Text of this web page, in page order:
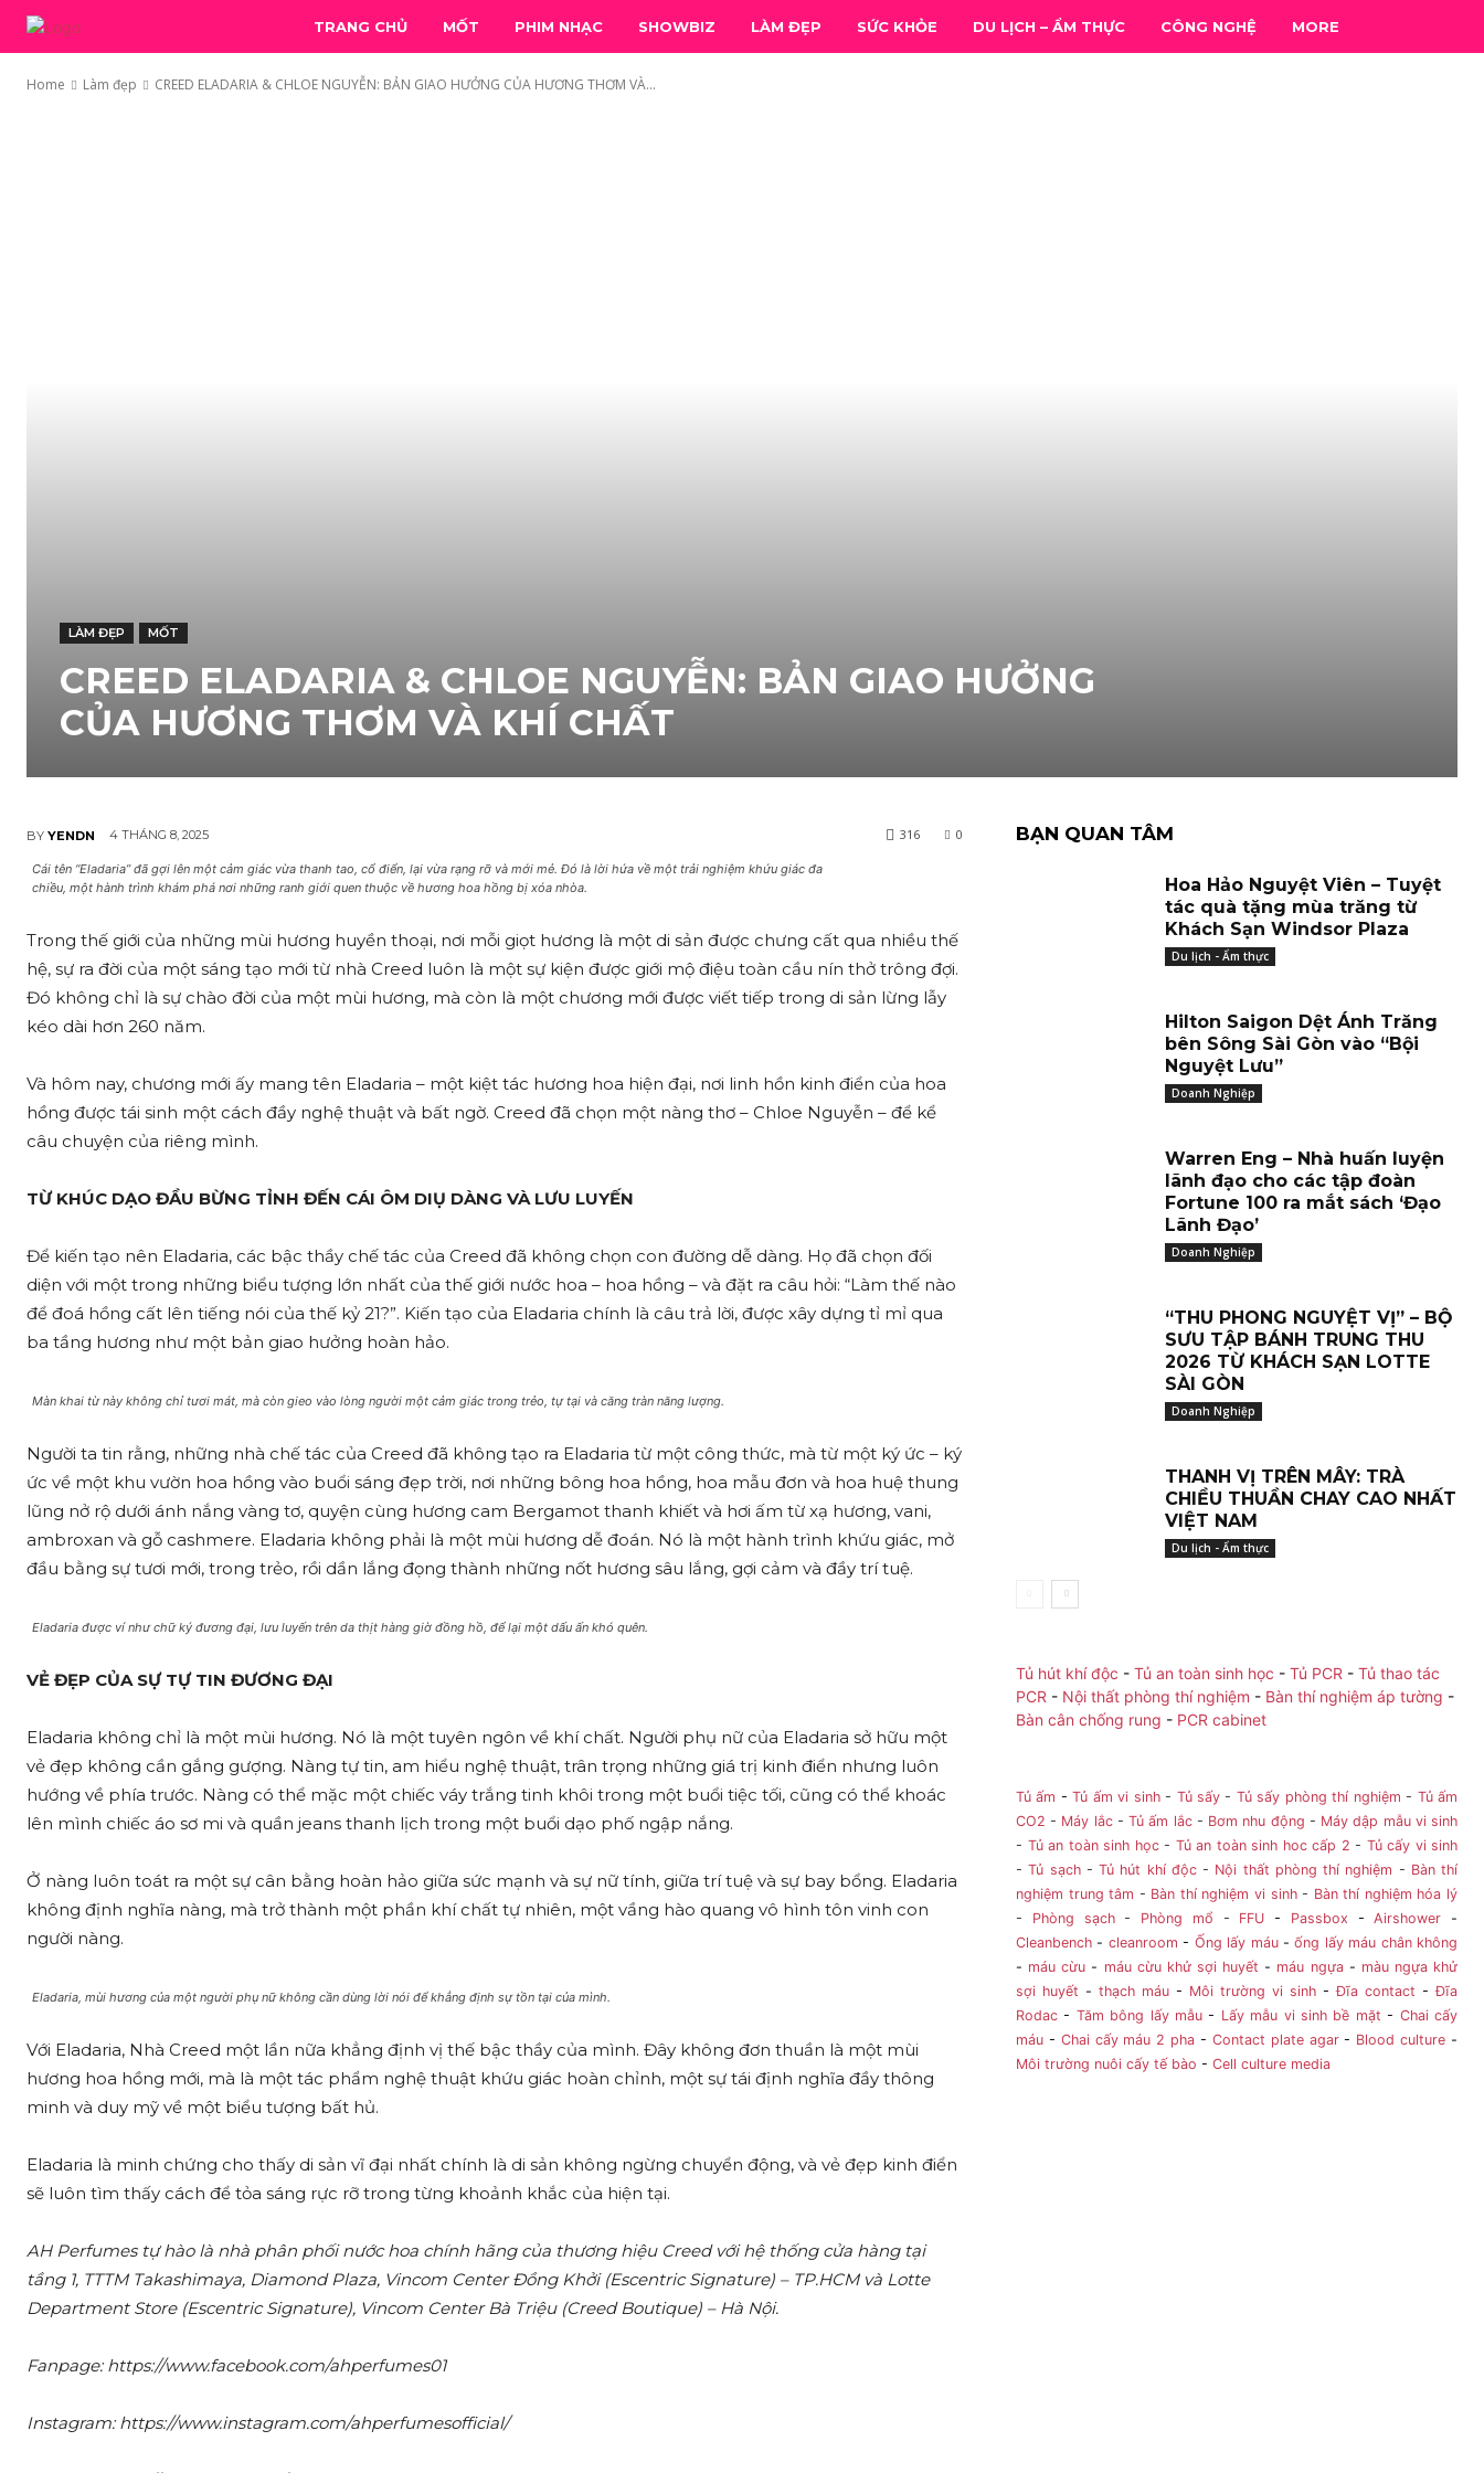
TRANG CHỦ MỐT PHIM NHẠC SHOWBIZ LÀM ĐẸP SỨC KHỎE DU LỊCH – ẨM THỰC CÔNG NGHỆ MORE
Home Làm đẹp CREED ELADARIA & CHLOE NGUYỄN: BẢN GIAO HƯỞNG CỦA HƯƠNG THƠM VÀ...
LÀM ĐẸP MỐT
CREED ELADARIA & CHLOE NGUYỄN: BẢN GIAO HƯỞNG
CỦA HƯƠNG THƠM VÀ KHÍ CHẤT
BY YENDN 4 THÁNG 8, 2025 0
316
Cái tên “Eladaria” đã gợi lên một cảm giác vừa thanh tao, cổ điển, lại vừa rạng rỡ và mới mẻ. Đó là lời hứa về một trải nghiệm khứu giác đa
chiều, một hành trình khám phá nơi những ranh giới quen thuộc về hương hoa hồng bị xóa nhòa.
Trong thế giới của những mùi hương huyền thoại, nơi mỗi giọt hương là một di sản được chưng cất qua nhiều thế
hệ, sự ra đời của một sáng tạo mới từ nhà Creed luôn là một sự kiện được giới mộ điệu toàn cầu nín thở trông đợi.
Đó không chỉ là sự chào đời của một mùi hương, mà còn là một chương mới được viết tiếp trong di sản lừng lẫy
kéo dài hơn 260 năm.
Và hôm nay, chương mới ấy mang tên Eladaria – một kiệt tác hương hoa hiện đại, nơi linh hồn kinh điển của hoa
hồng được tái sinh một cách đầy nghệ thuật và bất ngờ. Creed đã chọn một nàng thơ – Chloe Nguyễn – để kể
câu chuyện của riêng mình.
TỪ KHÚC DẠO ĐẦU BỪNG TỈNH ĐẾN CÁI ÔM DIỤ DÀNG VÀ LƯU LUYẾN
Để kiến tạo nên Eladaria, các bậc thầy chế tác của Creed đã không chọn con đường dễ dàng. Họ đã chọn đối
diện với một trong những biểu tượng lớn nhất của thế giới nước hoa – hoa hồng – và đặt ra câu hỏi: “Làm thế nào
để đoá hồng cất lên tiếng nói của thế kỷ 21?”. Kiến tạo của Eladaria chính là câu trả lời, được xây dựng tỉ mỉ qua
ba tầng hương như một bản giao hưởng hoàn hảo.
Màn khai từ này không chỉ tươi mát, mà còn gieo vào lòng người một cảm giác trong trẻo, tự tại và căng tràn năng lượng.
Người ta tin rằng, những nhà chế tác của Creed đã không tạo ra Eladaria từ một công thức, mà từ một ký ức – ký
ức về một khu vườn hoa hồng vào buổi sáng đẹp trời, nơi những bông hoa hồng, hoa mẫu đơn và hoa huệ thung
lũng nở rộ dưới ánh nắng vàng tơ, quyện cùng hương cam Bergamot thanh khiết và hơi ấm từ xạ hương, vani,
ambroxan và gỗ cashmere. Eladaria không phải là một mùi hương dễ đoán. Nó là một hành trình khứu giác, mở
đầu bằng sự tươi mới, trong trẻo, rồi dần lắng đọng thành những nốt hương sâu lắng, gợi cảm và đầy trí tuệ.
Eladaria được ví như chữ ký đương đại, lưu luyến trên da thịt hàng giờ đồng hồ, để lại một dấu ấn khó quên.
VẺ ĐẸP CỦA SỰ TỰ TIN ĐƯƠNG ĐẠI
Eladaria không chỉ là một mùi hương. Nó là một tuyên ngôn về khí chất. Người phụ nữ của Eladaria sở hữu một
vẻ đẹp không cần gắng gượng. Nàng tự tin, am hiểu nghệ thuật, trân trọng những giá trị kinh điển nhưng luôn
hướng về phía trước. Nàng có thể mặc một chiếc váy trắng tinh khôi trong một buổi tiệc tối, cũng có thể khoác
lên mình chiếc áo sơ mi và quần jeans thanh lịch trong một buổi dạo phố ngập nắng.
Ở nàng luôn toát ra một sự cân bằng hoàn hảo giữa sức mạnh và sự nữ tính, giữa trí tuệ và sự bay bổng. Eladaria
không định nghĩa nàng, mà trở thành một phần khí chất tự nhiên, một vầng hào quang vô hình tôn vinh con
người nàng.
Eladaria, mùi hương của một người phụ nữ không cần dùng lời nói để khẳng định sự tồn tại của mình.
Với Eladaria, Nhà Creed một lần nữa khẳng định vị thế bậc thầy của mình. Đây không đơn thuần là một mùi
hương hoa hồng mới, mà là một tác phẩm nghệ thuật khứu giác hoàn chỉnh, một sự tái định nghĩa đầy thông
minh và duy mỹ về một biểu tượng bất hủ.
Eladaria là minh chứng cho thấy di sản vĩ đại nhất chính là di sản không ngừng chuyển động, và vẻ đẹp kinh điển
sẽ luôn tìm thấy cách để tỏa sáng rực rỡ trong từng khoảnh khắc của hiện tại.
AH Perfumes tự hào là nhà phân phối nước hoa chính hãng của thương hiệu Creed với hệ thống cửa hàng tại
tầng 1, TTTM Takashimaya, Diamond Plaza, Vincom Center Đồng Khởi (Escentric Signature) – TP.HCM và Lotte
Department Store (Escentric Signature), Vincom Center Bà Triệu (Creed Boutique) – Hà Nội.
Fanpage: https://www.facebook.com/ahperfumes01
Instagram: https://www.instagram.com/ahperfumesofficial/
BẠN QUAN TÂM
Hoa Hảo Nguyệt Viên – Tuyệt
tác quà tặng mùa trăng từ
Khách Sạn Windsor Plaza
Du lịch - Ẩm thực
Hilton Saigon Dệt Ánh Trăng
bên Sông Sài Gòn vào “Bội
Nguyệt Lưu”
Doanh Nghiệp
Warren Eng – Nhà huấn luyện
lãnh đạo cho các tập đoàn
Fortune 100 ra mắt sách ‘Đạo
Lãnh Đạo’
Doanh Nghiệp
“THU PHONG NGUYỆT VỊ” – BỘ
SƯU TẬP BÁNH TRUNG THU
2026 TỪ KHÁCH SẠN LOTTE
SÀI GÒN
Doanh Nghiệp
THANH VỊ TRÊN MÂY: TRÀ
CHIỀU THUẦN CHAY CAO NHẤT
VIỆT NAM
Du lịch - Ẩm thực
Tủ hút khí độc - Tủ an toàn sinh học - Tủ PCR - Tủ thao tác
PCR - Nội thất phòng thí nghiệm - Bàn thí nghiệm áp tường -
Bàn cân chống rung - PCR cabinet
Tủ ấm -Tủ ấm vi sinh- Tủ sấy - Tủ sấy phòng thí nghiệm - Tủ ấm
CO2 - Máy lắc-Tủ ấm lắc- Bơm nhu động - Máy dập mẫu vi sinh
- Tủ an toàn sinh học- Tủ an toàn sinh hoc cấp 2 - Tủ cấy vi sinh
-Tủ sạch- Tủ hút khí độc- Nội thất phòng thí nghiệm - Bàn thí
nghiệm trung tâm - Bàn thí nghiệm vi sinh- Bàn thí nghiệm hóa lý
- Phòng sạch- Phòng mổ - FFU - Passbox -Airshower -
Cleanbench - cleanroom - Ống lấy máu-ống lấy máu chân không
- máu cừu - máu cừu khử sợi huyết - máu ngựa- màu ngựa khử
sợi huyết - thạch máu - Môi trường vi sinh -Đĩa contact -Đĩa
Rodac - Tăm bông lấy mẫu - Lấy mẫu vi sinh bề mặt - Chai cấy
máu - Chai cấy máu 2 pha - Contact plate agar- Blood culture -
Môi trường nuôi cấy tế bào - Cell culture media